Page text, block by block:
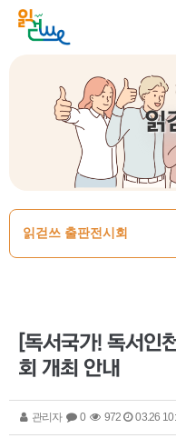
읽
[독서국가! 독서인
회 개최 안내
관리자 0 972 03.26